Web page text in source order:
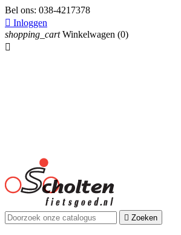
Bel ons: 038-4217378
 Inloggen
shopping_cart Winkelwagen (0)

 Zoeken